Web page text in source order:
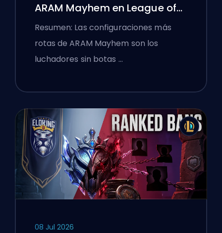
ARAM Mayhem en League of
Legends
Resumen: Las configuraciones más
rotas de ARAM Mayhem son los
luchadores sin botas …
08 Jul 2026